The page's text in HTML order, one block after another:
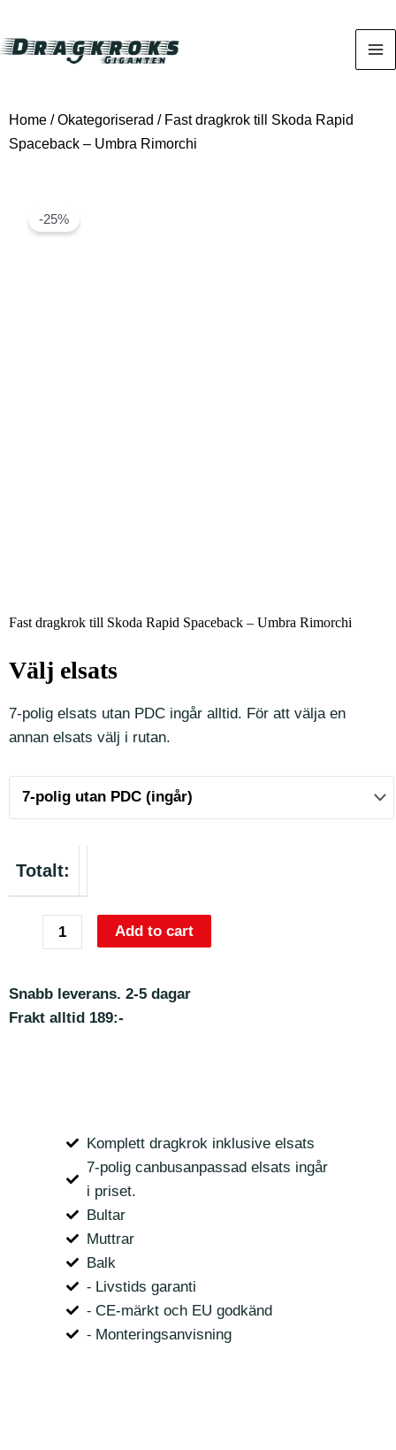
Home /Okategoriserad / Fast dragkrok till Skoda Rapid
Spaceback – Umbra Rimorchi
-25%
Fast dragkrok till Skoda Rapid Spaceback – Umbra Rimorchi
Välj elsats
7-polig elsats utan PDC ingår alltid. För att välja en
annan elsats välj i rutan.
Totalt:
Add to cart
Snabb leverans. 2-5 dagar
Frakt alltid 189:-
Komplett dragkrok inklusive elsats
7-polig canbusanpassad elsats ingår
i priset.
Bultar
Muttrar
Balk
⁃ Livstids garanti
⁃ CE-märkt och EU godkänd
⁃ Monteringsanvisning